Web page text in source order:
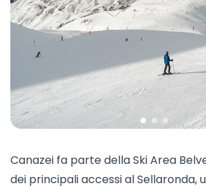
Canazei fa parte della Ski Area
dei principali accessi al Sellaronda,